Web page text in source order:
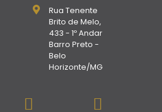
Rua Tenente
Brito de Melo,
433 - 1º Andar
Barro Preto -
Belo
Horizonte/MG